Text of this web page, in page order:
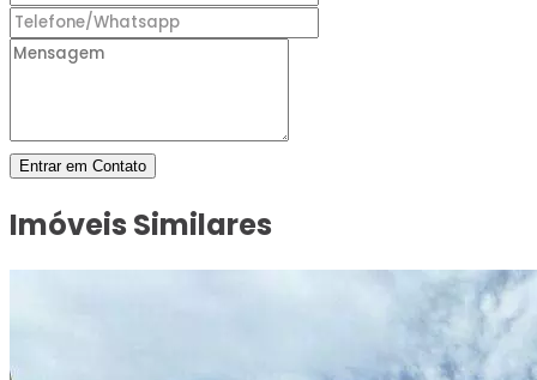
Entrar em Contato
Imóveis Similares